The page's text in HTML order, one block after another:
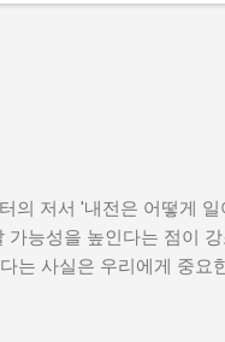
의 저서 '내전은 어떻게
능성을 높인다는 점이
는 사실은 우리에게 중요
정치적 갈등이 심화되고